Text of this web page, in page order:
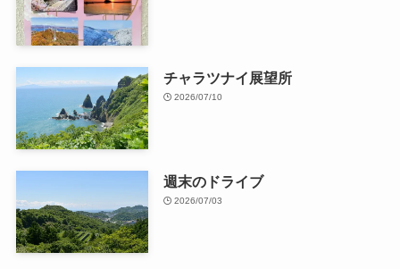
チャラツナイ展望所
2026/07/10
週末のドライブ
2026/07/03